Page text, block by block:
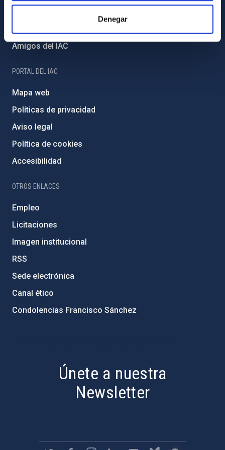
Denegar
Amigos del IAC
PORTAL DEL IAC
Mapa web
Políticas de privacidad
Aviso legal
Política de cookies
Accesibilidad
OTROS ENLACES
Empleo
Licitaciones
Imagen institucional
RSS
Sede electrónica
Canal ético
Condolencias Francisco Sánchez
Únete a nuestra
Newsletter